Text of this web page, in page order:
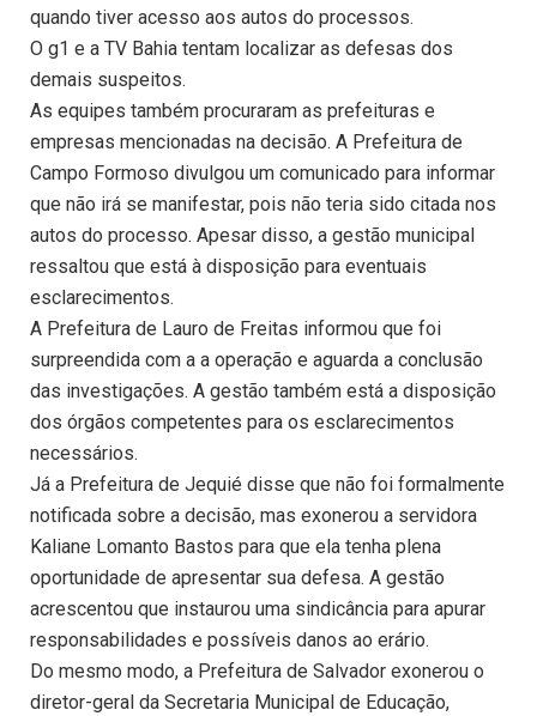
quando tiver acesso aos autos do processos.
O g1 e a TV Bahia tentam localizar as defesas dos
demais suspeitos.
As equipes também procuraram as prefeituras e
empresas mencionadas na decisão. A Prefeitura de
Campo Formoso divulgou um comunicado para informar
que não irá se manifestar, pois não teria sido citada nos
autos do processo. Apesar disso, a gestão municipal
ressaltou que está à disposição para eventuais
esclarecimentos.
A Prefeitura de Lauro de Freitas informou que foi
surpreendida com a a operação e aguarda a conclusão
das investigações. A gestão também está a disposição
dos órgãos competentes para os esclarecimentos
necessários.
Já a Prefeitura de Jequié disse que não foi formalmente
notificada sobre a decisão, mas exonerou a servidora
Kaliane Lomanto Bastos para que ela tenha plena
oportunidade de apresentar sua defesa. A gestão
acrescentou que instaurou uma sindicância para apurar
responsabilidades e possíveis danos ao erário.
Do mesmo modo, a Prefeitura de Salvador exonerou o
diretor-geral da Secretaria Municipal de Educação,